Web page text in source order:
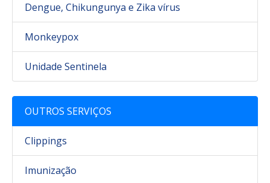
Dengue, Chikungunya e Zika vírus
Monkeypox
Unidade Sentinela
OUTROS SERVIÇOS
Clippings
Imunização